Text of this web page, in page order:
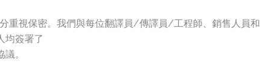
重視保密。我們與每位翻譯員/傳譯員/工程師、銷售人員和
均簽署了
。